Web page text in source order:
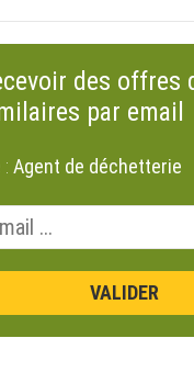
des offres
par email
Agent de déchetterie